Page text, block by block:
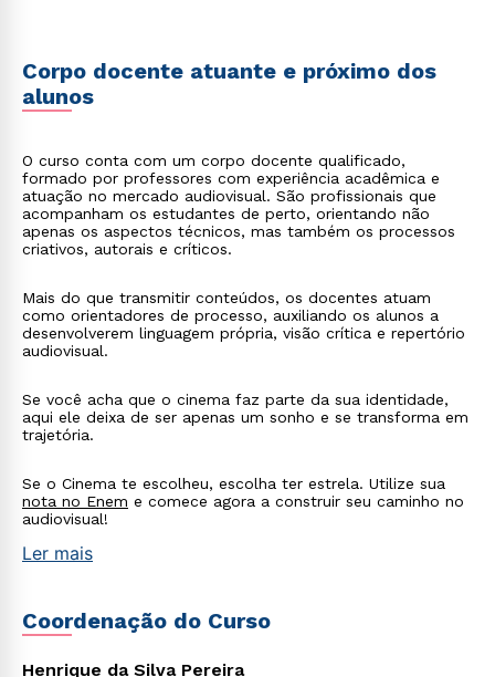
Corpo docente atuante e próximo dos
alunos
O curso conta com um corpo docente qualificado,
formado por professores com experiência acadêmica e
atuação no mercado audiovisual. São profissionais que
acompanham os estudantes de perto, orientando não
apenas os aspectos técnicos, mas também os processos
criativos, autorais e críticos.
Mais do que transmitir conteúdos, os docentes atuam
como orientadores de processo, auxiliando os alunos a
desenvolverem linguagem própria, visão crítica e repertório
audiovisual.
Se você acha que o cinema faz parte da sua identidade,
aqui ele deixa de ser apenas um sonho e se transforma em
trajetória.
Se o Cinema te escolheu, escolha ter estrela. Utilize sua
nota no Enem e comece agora a construir seu caminho no
audiovisual!
Ler mais
Coordenação do Curso
Henrique da Silva Pereira